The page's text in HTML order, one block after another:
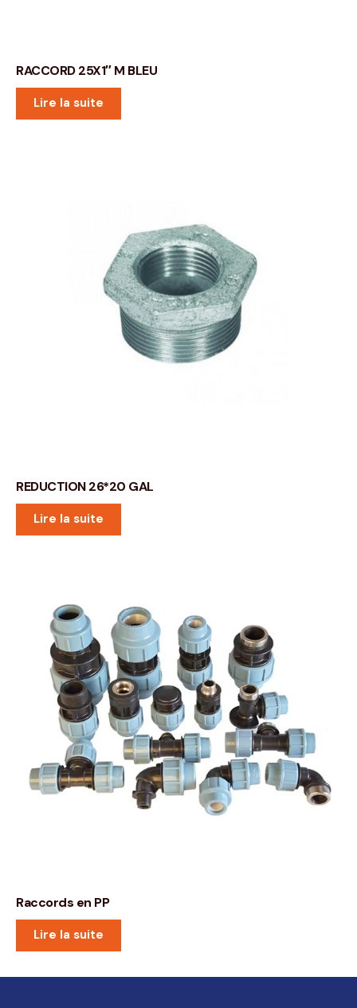
RACCORD 25X1″ M BLEU
Lire la suite
REDUCTION 26*20 GAL
Lire la suite
Raccords en PP
Lire la suite